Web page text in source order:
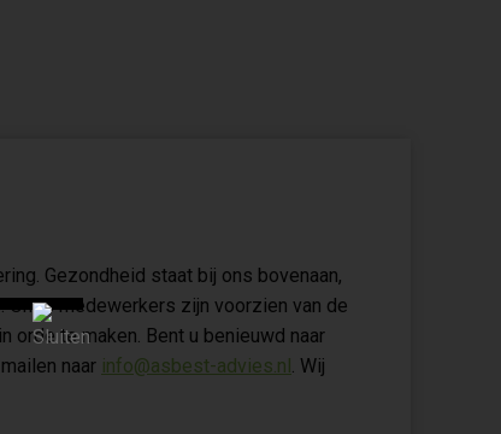
Gezondheid staat bij ons bovenaan,
medewerkers zijn voorzien van de
orde te maken. Bent u benieuwd naar
naar info@asbest-advies.nl. Wij